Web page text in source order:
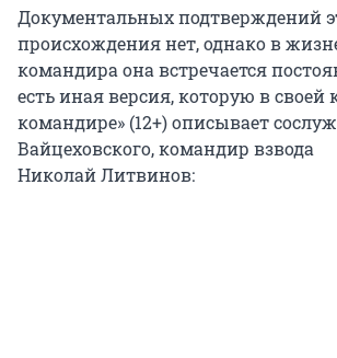
Документальных подтверждений
происхождения нет, однако в
командира она встречается
есть иная версия, которую в своей
командире» (12+) описывает
Вайцеховского, командир взвода
Николай Литвинов: